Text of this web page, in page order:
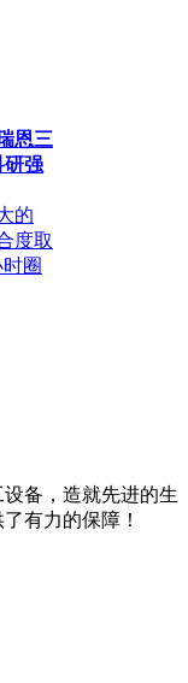
恩三
研强
的
度取
圈
备，造就先进的生
有力的保障！